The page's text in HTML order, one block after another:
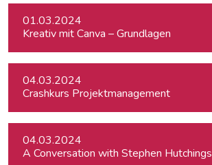
01.03.2024
Kreativ mit Canva – Grundlagen
04.03.2024
Crashkurs Projektmanagement
04.03.2024
A Conversation with Stephen Hutchings